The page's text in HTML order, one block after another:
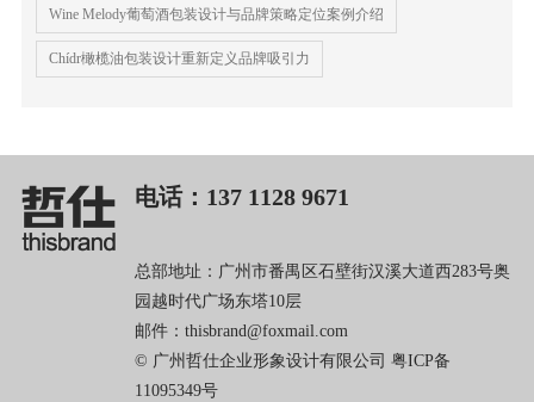
Wine Melody葡萄酒包装设计与品牌策略定位案例介绍
Chídr橄榄油包装设计重新定义品牌吸引力
电话：137 1128 9671
总部地址：广州市番禺区石壁街汉溪大道西283号奥
园越时代广场东塔10层
邮件：thisbrand@foxmail.com
© 广州哲仕企业形象设计有限公司 粤ICP备
11095349号